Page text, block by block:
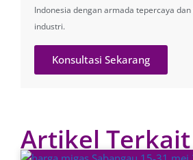
Indonesia dengan armada tepercaya
industri.
Konsultasi Sekarang
Artikel Terkait